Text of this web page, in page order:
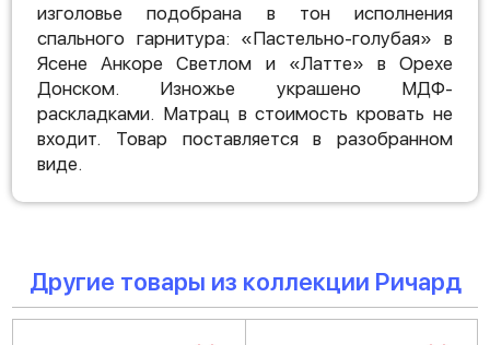
изголовье подобрана в тон исполнения
спального гарнитура: «Пастельно-голубая» в
Ясене Анкоре Светлом и «Латте» в Орехе
Донском. Изножье украшено МДФ-
раскладками. Матрац в стоимость кровать не
входит. Товар поставляется в разобранном
виде.
Другие товары из коллекции Ричард